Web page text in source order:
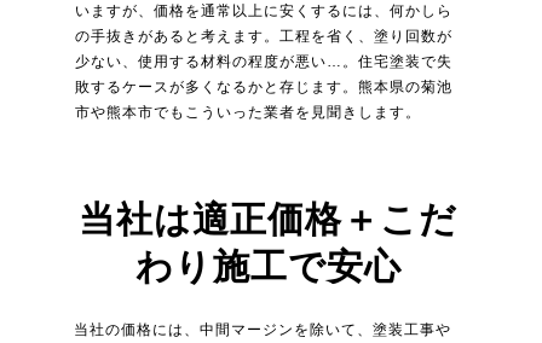
いますが、価格を通常以上に安くするには、何かしら
の手抜きがあると考えます。工程を省く、塗り回数が
少ない、使用する材料の程度が悪い…。住宅塗装で失
敗するケースが多くなるかと存じます。熊本県の菊池
市や熊本市でもこういった業者を見聞きします。
当社は適正価格＋こだ
わり施工で安心
当社の価格には、中間マージンを除いて、塗装工事や